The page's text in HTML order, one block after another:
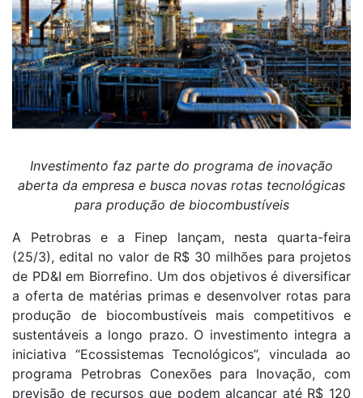
Investimento faz parte do programa de inovação
aberta da empresa e busca novas rotas tecnológicas
para produção de biocombustíveis
A Petrobras e a Finep lançam, nesta quarta-feira
(25/3), edital no valor de R$ 30 milhões para projetos
de PD&I em Biorrefino. Um dos objetivos é diversificar
a oferta de matérias primas e desenvolver rotas para
produção de biocombustíveis mais competitivos e
sustentáveis a longo prazo. O investimento integra a
iniciativa “Ecossistemas Tecnológicos”, vinculada ao
programa Petrobras Conexões para Inovação, com
previsão de recursos que podem alcançar até R$ 120